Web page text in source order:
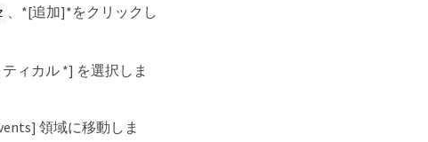
、*[追加]*をクリックし
ィカル *] を選択しま
領域に移動しま